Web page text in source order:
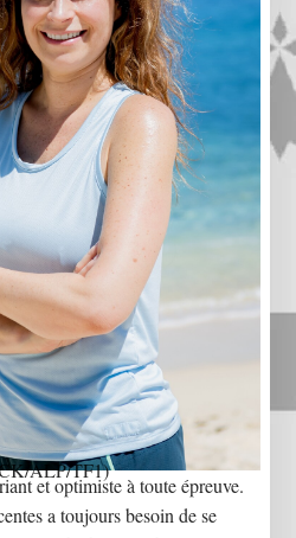
ALP/TF1)
et optimiste à toute épreuve.
a toujours besoin de se